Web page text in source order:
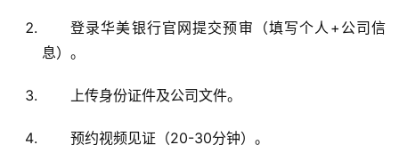
登录华美银行官网提交预审（填写个人+公司信
息）。
上传身份证件及公司文件。
预约视频见证（20-30分钟）。